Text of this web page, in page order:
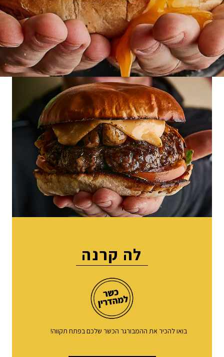
לה קרנה
בואו להכיר את ההמבורגר הכשר שלכם בפתח תקווה!